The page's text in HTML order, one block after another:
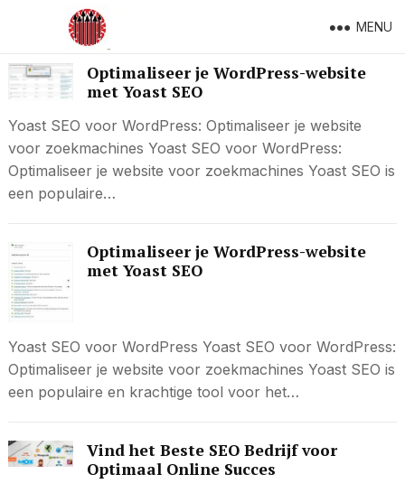
MENU
Optimaliseer je WordPress-website
met Yoast SEO
Yoast SEO voor WordPress: Optimaliseer je website
voor zoekmachines Yoast SEO voor WordPress:
Optimaliseer je website voor zoekmachines Yoast SEO is
een populaire…
Optimaliseer je WordPress-website
met Yoast SEO
Yoast SEO voor WordPress Yoast SEO voor WordPress:
Optimaliseer je website voor zoekmachines Yoast SEO is
een populaire en krachtige tool voor het…
Vind het Beste SEO Bedrijf voor
Optimaal Online Succes